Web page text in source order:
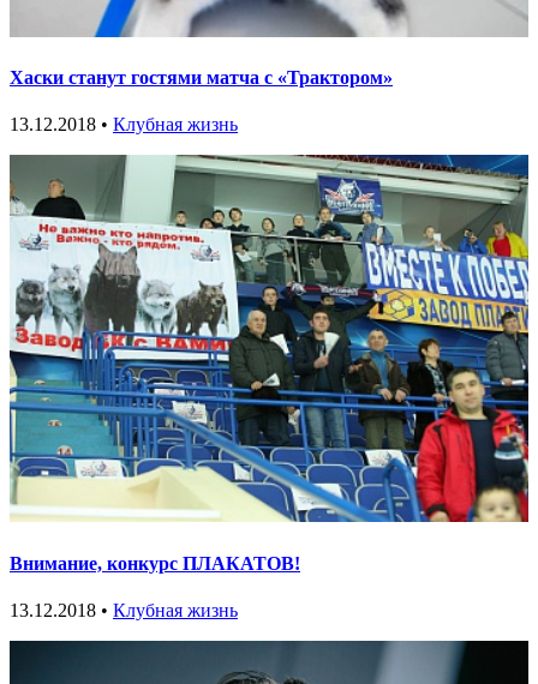
Хаски станут гостями матча с «Трактором»
13.12.2018 • Клубная жизнь
Внимание, конкурс ПЛАКАТОВ!
13.12.2018 • Клубная жизнь